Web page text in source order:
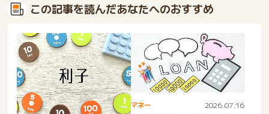
この記事を読んだあなたへのおすすめ
マネー 2026.07.16